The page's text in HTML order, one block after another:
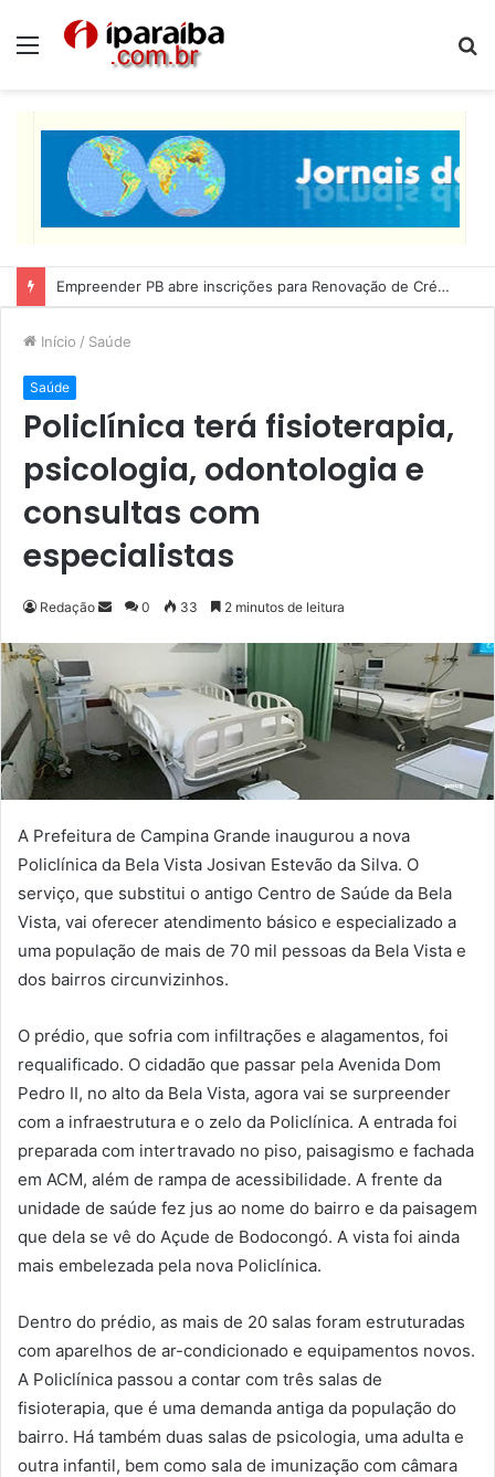
Menu
Lucas Ribeiro inspeciona obras da última etapa do Centro de Convenções
Início / Saúde
Saúde
Policlínica terá fisioterapia,
psicologia, odontologia e
consultas com
especialistas
Redação
d
e
m
m
a
i
l
0 33 2 minutos de leitura
A Prefeitura de Campina Grande inaugurou a nova
Policlínica da Bela Vista Josivan Estevão da Silva. O
serviço, que substitui o antigo Centro de Saúde da Bela
Vista, vai oferecer atendimento básico e especializado a
uma população de mais de 70 mil pessoas da Bela Vista e
dos bairros circunvizinhos.
O prédio, que sofria com infiltrações e alagamentos, foi
requalificado. O cidadão que passar pela Avenida Dom
Pedro II, no alto da Bela Vista, agora vai se surpreender
com a infraestrutura e o zelo da Policlínica. A entrada foi
preparada com intertravado no piso, paisagismo e fachada
em ACM, além de rampa de acessibilidade. A frente da
unidade de saúde fez jus ao nome do bairro e da paisagem
que dela se vê do Açude de Bodocongó. A vista foi ainda
mais embelezada pela nova Policlínica.
Dentro do prédio, as mais de 20 salas foram estruturadas
com aparelhos de ar-condicionado e equipamentos novos.
A Policlínica passou a contar com três salas de
fisioterapia, que é uma demanda antiga da população do
bairro. Há também duas salas de psicologia, uma adulta e
outra infantil, bem como sala de imunização com câmara